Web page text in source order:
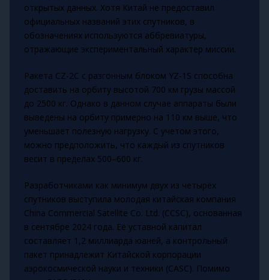
открытых данных. Хотя Китай не предоставил
официальных названий этих спутников, в
обозначениях используются аббревиатуры,
отражающие экспериментальный характер миссии.
Ракета CZ-2C с разгонным блоком YZ-1S способна
доставить на орбиту высотой 700 км грузы массой
до 2500 кг. Однако в данном случае аппараты были
выведены на орбиту примерно на 110 км выше, что
уменьшает полезную нагрузку. С учетом этого,
можно предположить, что каждый из спутников
весит в пределах 500–600 кг.
Разработчиками как минимум двух из четырёх
спутников выступила молодая китайская компания
China Commercial Satellite Co. Ltd. (CCSC), основанная
в сентябре 2024 года. Её уставной капитал
составляет 1,2 миллиарда юаней, а контрольный
пакет принадлежит Китайской корпорации
аэрокосмической науки и техники (CASC). Помимо